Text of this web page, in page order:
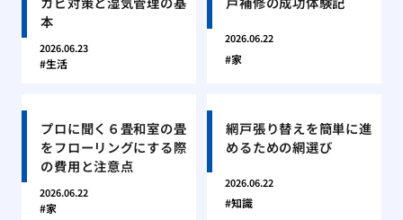
本
2026.06.23
生活
2026.06.22
家
プロに聞く６畳和室の畳
をフローリングにする際
の費用と注意点
2026.06.22
家
網戸張り替えを簡単に進
めるための網選び
2026.06.22
知識